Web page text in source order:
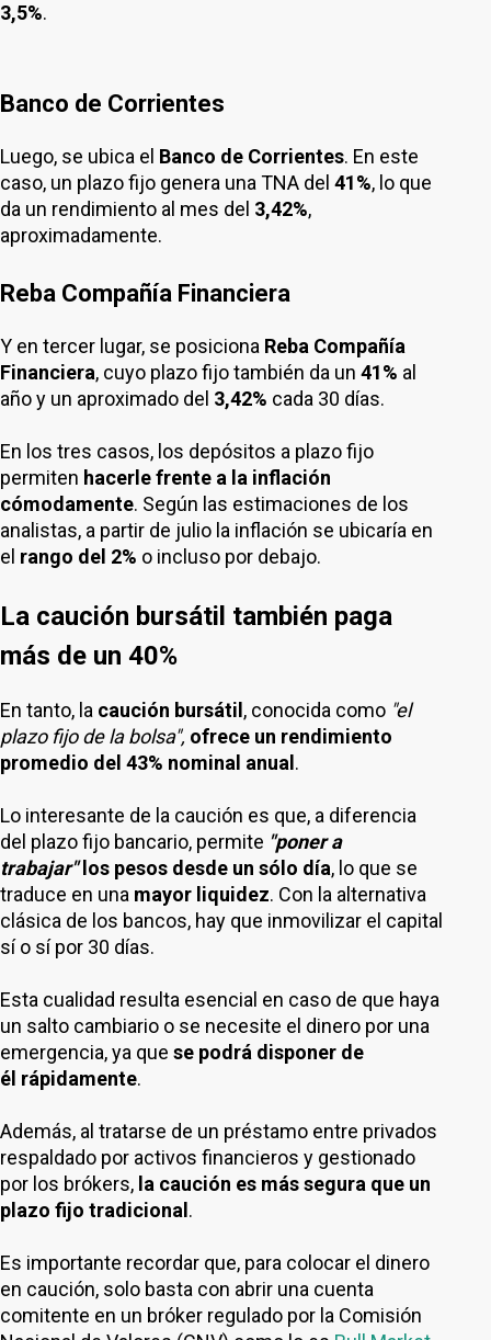
3,5%.
Banco de Corrientes
Luego, se ubica el Banco de Corrientes. En este
caso, un plazo fijo genera una TNA del 41%, lo que
da un rendimiento al mes del 3,42%,
aproximadamente.
Reba Compañía Financiera
Y en tercer lugar, se posiciona Reba Compañía
Financiera, cuyo plazo fijo también da un 41% al
año y un aproximado del 3,42% cada 30 días.
En los tres casos, los depósitos a plazo fijo
permiten hacerle frente a la inflación
cómodamente. Según las estimaciones de los
analistas, a partir de julio la inflación se ubicaría en
el rango del 2% o incluso por debajo.
La caución bursátil también paga
más de un 40%
En tanto, la caución bursátil , conocida como "el
plazo fijo de la bolsa", ofrece un rendimiento
promedio del 43% nominal anual .
Lo interesante de la caución es que, a diferencia
del plazo fijo bancario, permite "poner a
trabajar" los pesos desde un sólo día, lo que se
traduce en una mayor liquidez. Con la alternativa
clásica de los bancos, hay que inmovilizar el capital
sí o sí por 30 días.
Esta cualidad resulta esencial en caso de que haya
un salto cambiario o se necesite el dinero por una
emergencia, ya que se podrá disponer de
él rápidamente.
Además, al tratarse de un préstamo entre privados
respaldado por activos financieros y gestionado
por los brókers, la caución es más segura que un
plazo fijo tradicional .
Es importante recordar que, para colocar el dinero
en caución, solo basta con abrir una cuenta
comitente en un bróker regulado por la Comisión